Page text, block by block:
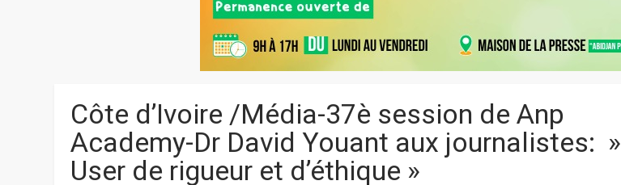
Côte d’Ivoire /Média-37è session de Anp
Academy-Dr David Youant aux journalistes: »
User de rigueur et d’éthique »